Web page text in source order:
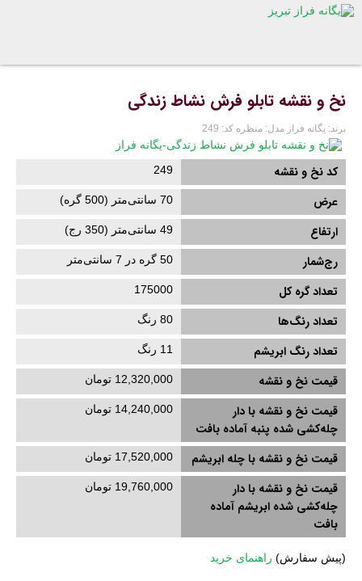
نخ و نقشه تابلو فرش نشاط زندگی
برند: یگانه فراز مدل: منظره کد: 249
کد نخ و نقشه 249
عرض 70 سانتی‌متر (500 گره)
ارتفاع 49 سانتی‌متر (350 رج)
رج‌شمار 50 گره در 7 سانتی‌متر
تعداد گره کل 175000
تعداد رنگ‌ها 80 رنگ
تعداد رنگ ابریشم 11 رنگ
قیمت نخ و نقشه 12,320,000 تومان
قیمت نخ و نقشه با دار
چله‌کشی‌ شده پنبه آماده بافت
14,240,000 تومان
قیمت نخ و نقشه با چله ابریشم 17,520,000 تومان
قیمت نخ و نقشه با دار
چله‌کشی‌ شده ابریشم آماده
بافت
19,760,000 تومان
(پیش سفارش) راهنمای خرید